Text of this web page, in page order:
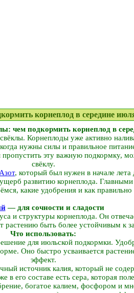
корнеплод в середине
чем подкормить корнеплод в
Корнеплоды уже активно
нужны силы и правильное
эту важную подкормку,
свёклу.
Азот, который был нужен в начале
развитию корнеплода. Главными
какие удобрения и как правильно
— для сочности и сладости
и структуры корнеплода. Он
растению быть более устойчивым к
Что использовать:
для июльской подкормки.
Оно быстро усваивается
эффект.
источник калия, который не
в его составе есть сера, которая
богатое калием, фосфором и